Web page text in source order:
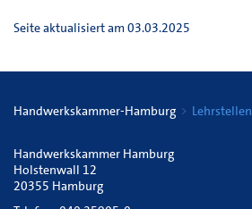
Seite aktualisiert am 03.03.2025
Handwerkskammer-Hamburg Lehrstellen
Handwerkskammer Hamburg
Holstenwall 12
20355 Hamburg